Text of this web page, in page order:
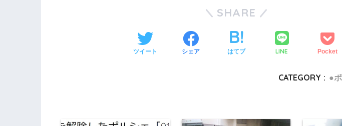
SHARE
ツイート シェア はてブ LINE Pocket
CATEGORY : ●